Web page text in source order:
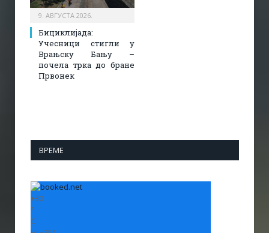
9. АВГУСТА 2026.
Бициклијада:
Учесници стигли у
Врањску Бању –
почела трка до бране
Првонек
ВРЕМЕ
+30
°
C